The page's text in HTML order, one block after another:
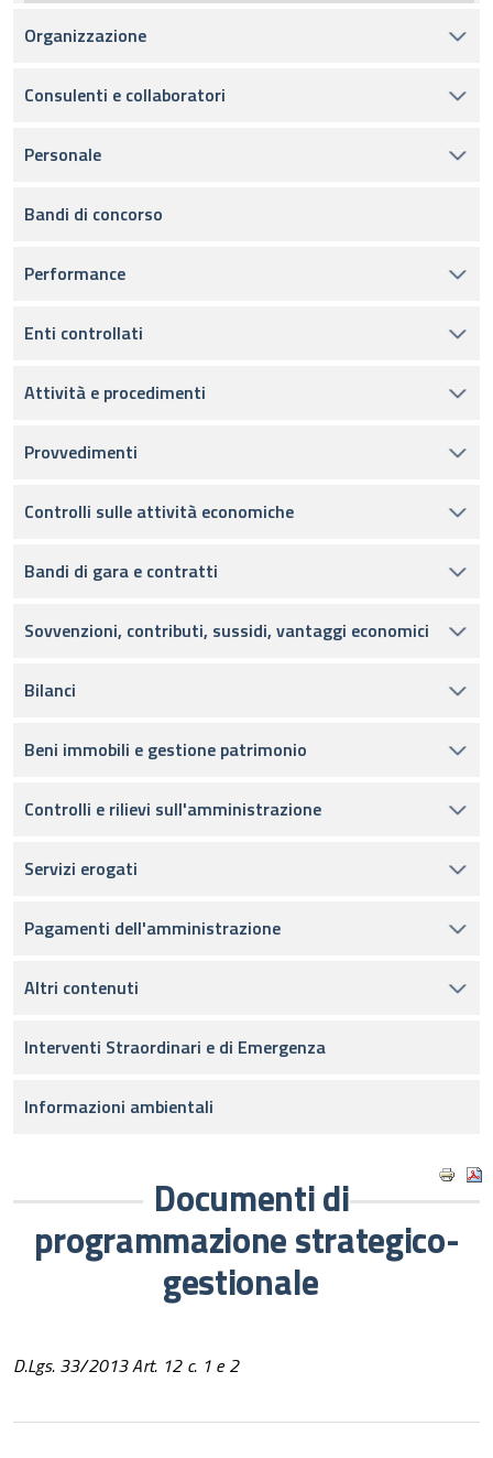
Organizzazione
Consulenti e collaboratori
Personale
Bandi di concorso
Performance
Enti controllati
Attività e procedimenti
Provvedimenti
Controlli sulle attività economiche
Bandi di gara e contratti
Sovvenzioni, contributi, sussidi, vantaggi economici
Bilanci
Beni immobili e gestione patrimonio
Controlli e rilievi sull'amministrazione
Servizi erogati
Pagamenti dell'amministrazione
Altri contenuti
Interventi Straordinari e di Emergenza
Informazioni ambientali
Documenti di
programmazione strategico-
gestionale
D.Lgs. 33/2013 Art. 12 c. 1 e 2